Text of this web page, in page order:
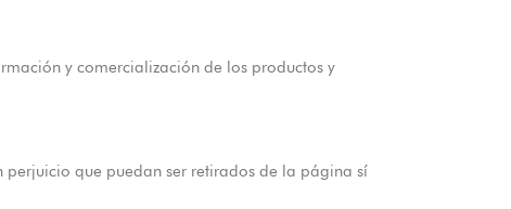
y comercialización de los productos y
perjuicio que puedan ser retirados de la página sí